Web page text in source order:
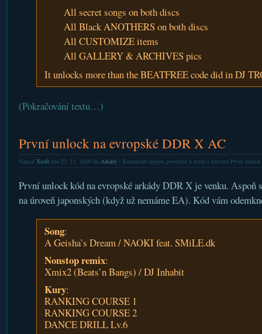
All secret songs on both discs
All Black ANOTHERS on both discs
All CUSTOMIZE items
All GALLERY & ARCHIVES pics
It unlocks more than the BEATFREE code did in DJ
(Pokračování textu…)
První unlock na evropské DDR X AC
Napsal Xsoftdne 27. 11. 2009 do Arkády| Komentáře nejsou povolenéu textu s názvem První
První unlock kód na evropské arkády DDR X je venku. Aspoň
na úroveň japonských (když už nemáme EA). Kód vám
Song:
A Geisha’s Dream / NAOKI feat. SMiLE.dk
Nonstop remix:
Xmix2 (Beats’n Bangs) / DJ Inhabit
Kury:
RANKING COURSE 1
RANKING COURSE 2
DANCE DRILL Lv.6